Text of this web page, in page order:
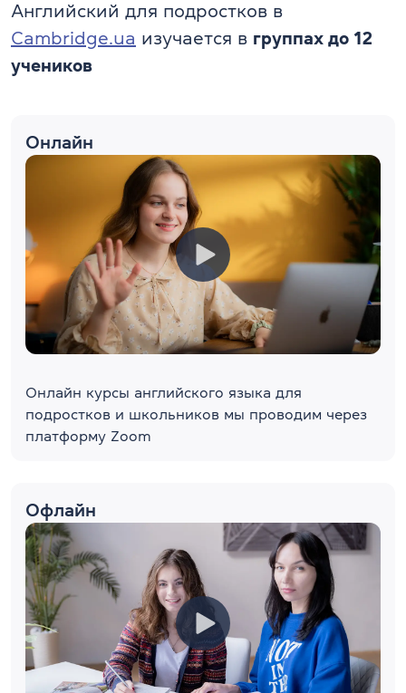
Английский для подростков в
Cambridge.ua изучается в группах до 12
учеников
Онлайн
Онлайн курсы английского языка для
подростков и школьников мы проводим через
платформу Zoom
Офлайн